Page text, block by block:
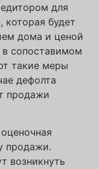
для
будет
дома и ценой
сопоставимом
такие меры
дефолта
продажи
продажи.
возникнуть